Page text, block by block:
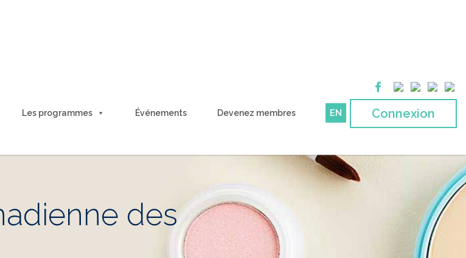
Les programmes Événements Devenez membres EN Connexion
des